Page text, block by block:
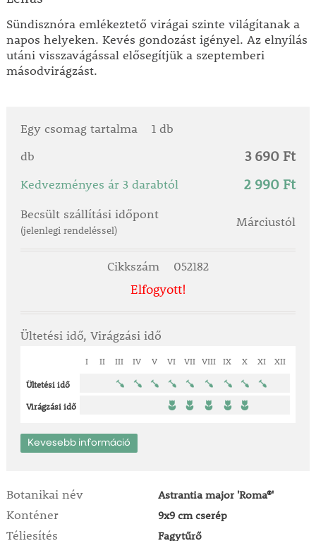
Sündisznóra emlékeztető virágai szinte világítanak a
napos helyeken. Kevés gondozást igényel. Az elnyílás
utáni visszavágással elősegítjük a szeptemberi
másodvirágzást.
Egy csomag tartalma
1 db
db
3 690 Ft
Kedvezményes ár 3 darabtól 2 990 Ft
Becsült szállítási időpont
(jelenlegi rendeléssel)
Márciustól
Cikkszám 052182
Elfogyott!
Ültetési idő, Virágzási idő
I II III IV V VI VII VIII IX X XI XII
Ültetési idő
Virágzási idő
Kevesebb információ
Botanikai név Astrantia major 'Roma®'
Konténer 9x9 cm cserép
Téliesítés Fagytűrő